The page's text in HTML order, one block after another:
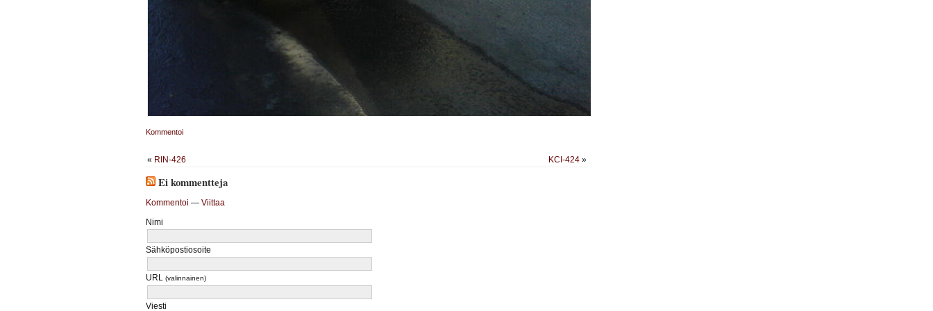
Kommentoi
« RIN-426 KCI-424 »
Ei kommentteja
Kommentoi — Viittaa
Nimi
Sähköpostiosoite
URL (valinnainen)
Viesti